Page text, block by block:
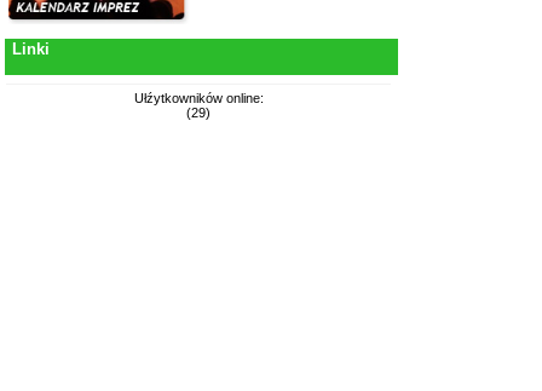
Linki
Ułźytkowników online:
(29)